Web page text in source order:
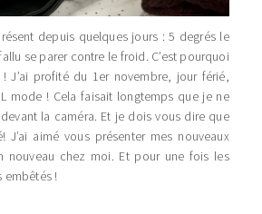
depuis quelques jours : 5 degrés le
se parer contre le froid. C’est pourquoi
J’ai profité du 1er novembre, jour férié,
mode ! Cela faisait longtemps que je ne
la caméra. Et je dois vous dire que
J’ai aimé vous présenter mes nouveaux
nouveau chez moi. Et pour une fois les
embêtés !